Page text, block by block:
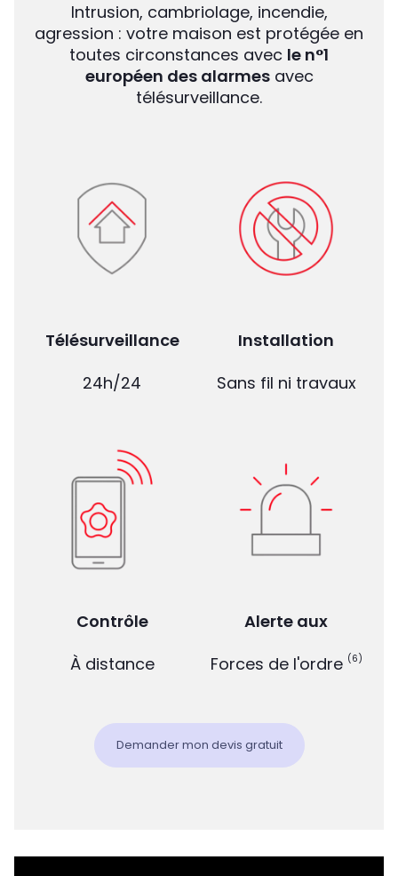
Intrusion, cambriolage, incendie,
agression : votre maison est protégée en
toutes circonstances avec le n°1
européen des alarmesavec
télésurveillance.
Télésurveillance
24h/24
Installation
Sans fil ni travaux
Contrôle
À distance
Alerte aux
Forces de l'ordre (6)
Demander mon devis gratuit